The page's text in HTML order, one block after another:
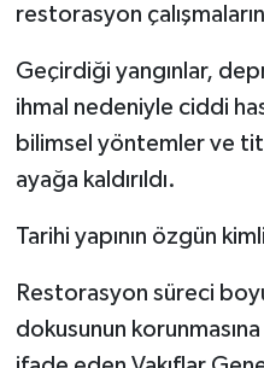
restorasyon
Geçirdiği yangınlar,
ihmal nedeniyle ciddi
bilimsel yöntemler ve
ayağa kaldırıldı.
Tarihi yapının özgün
Restorasyon süreci
dokusunun